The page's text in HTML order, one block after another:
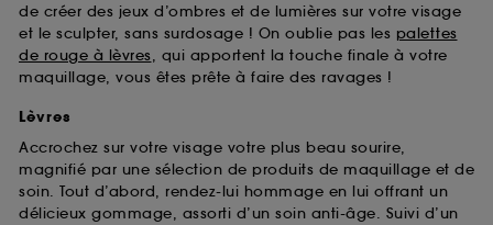
de créer des jeux d’ombres et de lumières sur votre visage
et le sculpter, sans surdosage ! On oublie pas les palettes
de rouge à lèvres, qui apportent la touche finale à votre
maquillage, vous êtes prête à faire des ravages !
Lèvres
Accrochez sur votre visage votre plus beau sourire,
magnifié par une sélection de produits de maquillage et de
soin. Tout d’abord, rendez-lui hommage en lui offrant un
délicieux gommage, assorti d’un soin anti-âge. Suivi d’un